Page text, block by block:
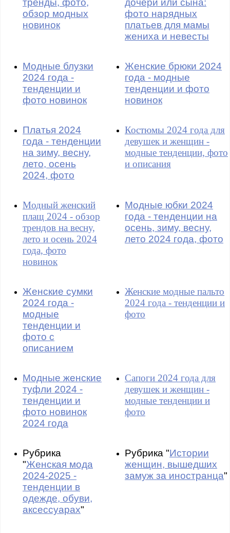
обзор модных
новинок
фото нарядных
платьев для мамы
жениха и невесты
Модные блузки
2024 года -
тенденции и
фото новинок
Женские брюки 2024
года - модные
тенденции и фото
новинок
Платья 2024
года - тенденции
на зиму, весну,
лето, осень
2024, фото
Костюмы 2024 года для
девушек и женщин -
модные тенденции, фото
и описания
Модный женский
плащ 2024 - обзор
трендов на весну,
лето и осень 2024
года, фото
новинок
Модные юбки 2024
года - тенденции на
осень, зиму, весну,
лето 2024 года, фото
Женские сумки
2024 года -
модные
тенденции и
фото с
описанием
Женские модные пальто
2024 года - тенденции и
фото
Модные женские
туфли 2024 -
тенденции и
фото новинок
2024 года
Сапоги 2024 года для
девушек и женщин -
модные тенденции и
фото
Рубрика
"Женская мода
2024-2025 -
тенденции в
одежде, обуви,
аксессуарах"
Рубрика "Истории
женщин, вышедших
замуж за иностранца"